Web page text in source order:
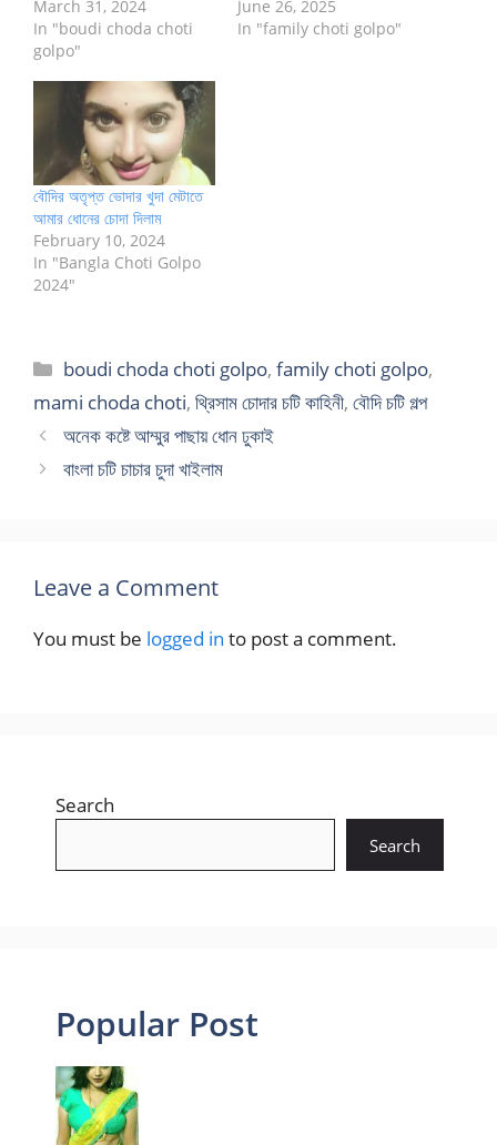
March 31, 2024
In "boudi choda choti
golpo"
June 26, 2025
In "family choti golpo"
বৌদির অতৃপ্ত ভোদার খুদা মেটাতে
আমার ধোনের চোদা দিলাম
February 10, 2024
In "Bangla Choti Golpo
2024"
Categories
boudi choda choti golpo,family choti golpo,
mami choda choti, থ্রিসাম চোদার চটি কাহিনী, বৌদি চটি গল্প
অনেক কষ্টে আম্মুর পাছায় ধোন ঢুকাই
বাংলা চটি চাচার চুদা খাইলাম
Leave a Comment
You must be logged in to post a comment.
Search
Search
Popular Post